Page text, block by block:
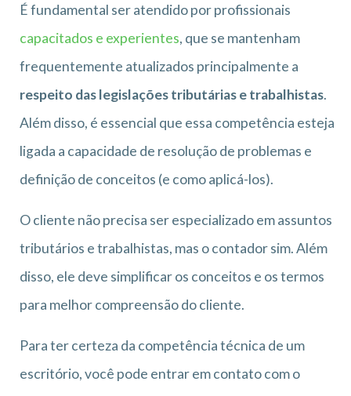
É fundamental ser atendido por profissionais
capacitados e experientes, que se mantenham
frequentemente atualizados principalmente a
respeito das legislações tributárias e trabalhistas.
Além disso, é essencial que essa competência esteja
ligada a capacidade de resolução de problemas e
definição de conceitos (e como aplicá-los).
O cliente não precisa ser especializado em assuntos
tributários e trabalhistas, mas o contador sim. Além
disso, ele deve simplificar os conceitos e os termos
para melhor compreensão do cliente.
Para ter certeza da competência técnica de um
escritório, você pode entrar em contato com o